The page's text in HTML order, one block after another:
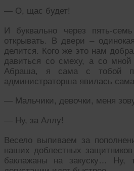
— О, щас будет!
И буквально через пять-
открывать. В двери –
делится. Кого же это нам
давиться со смеху, а со
Абраша, я сама с тобой
администраторша явилась
— Мальчики, девочки, меня
— Ну, за Аллу!
Весело выпиваем за
наших доблестных
баклажаны на закуску… Ну,